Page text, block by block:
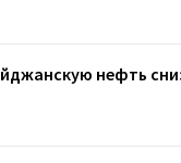
нефть